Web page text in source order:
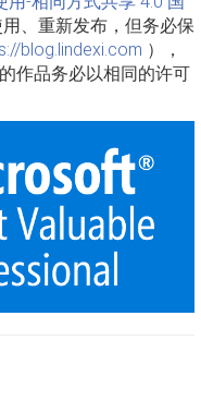
、重新发布，但务必保
blog.lindexi.com ），
作品务必以相同的许可